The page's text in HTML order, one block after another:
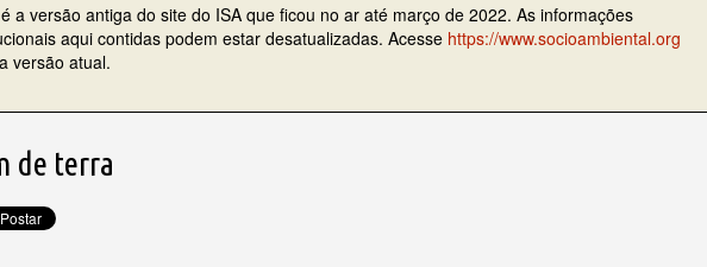
a versão antiga do site do ISA que ficou no ar até março de 2022. As informações
aqui contidas podem estar desatualizadas. Acesse https://www.socioambiental.org
versão atual.
de terra